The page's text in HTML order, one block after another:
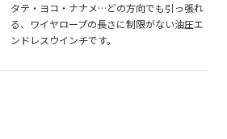
タテ・ヨコ・ナナメ…どの方向でも引っ張れ
る、ワイヤロープの長さに制限がない油圧エ
ンドレスウインチです。